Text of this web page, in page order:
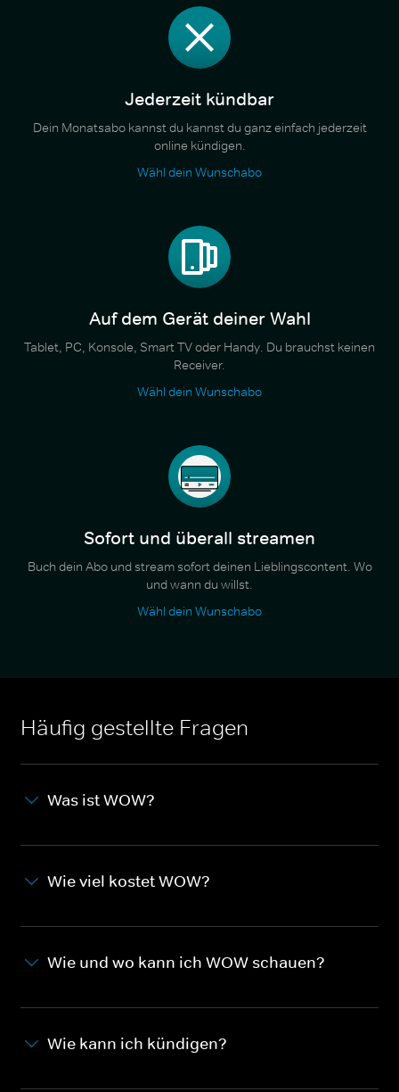
Jederzeit kündbar
Dein Monatsabo kannst du kannst du ganz einfach jederzeit
online kündigen.
Wähl dein Wunschabo
Auf dem Gerät deiner Wahl
Tablet, PC, Konsole, Smart TV oder Handy. Du brauchst keinen
Receiver.
Wähl dein Wunschabo
Sofort und überall streamen
Buch dein Abo und stream sofort deinen Lieblingscontent. Wo
und wann du willst.
Wähl dein Wunschabo
Häufig gestellte Fragen
Was ist WOW?
Wie viel kostet WOW?
Wie und wo kann ich WOW schauen?
Wie kann ich kündigen?